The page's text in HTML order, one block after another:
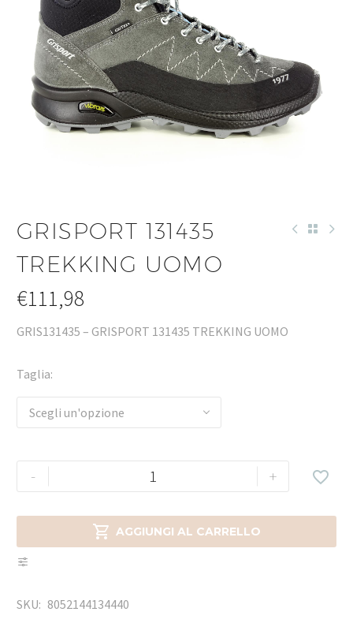
GRISPORT 131435
TREKKING UOMO
€111,98
GRIS131435 – GRISPORT 131435 TREKKING UOMO
Taglia
Scegli un'opzione
- +
 AGGIUNGI AL CARRELLO

SKU: 8052144134440